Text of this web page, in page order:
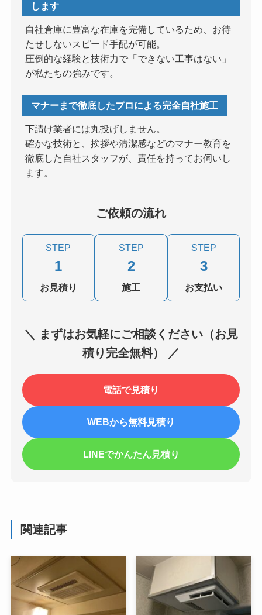
します
自社倉庫に豊富な在庫を完備しているため、お待
たせしないスピード手配が可能。
圧倒的な経験と技術力で「できない工事はない」
が私たちの強みです。
マナーまで徹底したプロによる完全自社施工
下請け業者には丸投げしません。
確かな技術と、挨拶や清潔感などのマナー教育を
徹底した自社スタッフが、責任を持ってお伺いし
ます。
ご依頼の流れ
STEP
1
お見積り
STEP
2
施工
STEP
3
お支払い
＼ まずはお気軽にご相談ください（お見
積り完全無料） ／
電話で見積り
WEBから無料見積り
LINEでかんたん見積り
関連記事